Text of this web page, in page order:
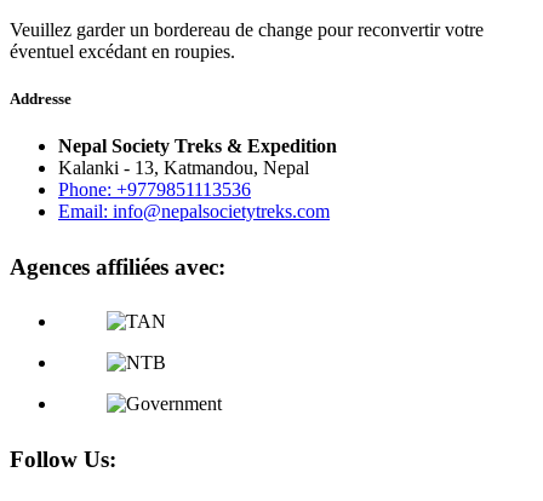
Veuillez garder un bordereau de change pour reconvertir votre
éventuel excédant en roupies.
Addresse
Nepal Society Treks & Expedition
Kalanki - 13, Katmandou, Nepal
Phone: +9779851113536
Email: info@nepalsocietytreks.com
Agences affiliées avec:
Follow Us: